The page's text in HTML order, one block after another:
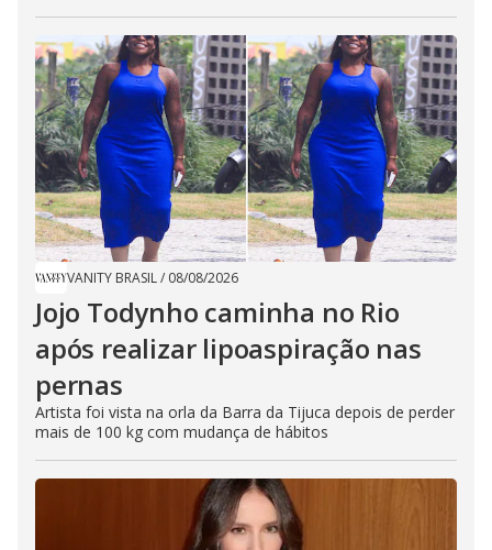
VANITY BRASIL/ 08/08/2026
Jojo Todynho caminha no Rio
após realizar lipoaspiração nas
pernas
Artista foi vista na orla da Barra da Tijuca depois de perder
mais de 100 kg com mudança de hábitos